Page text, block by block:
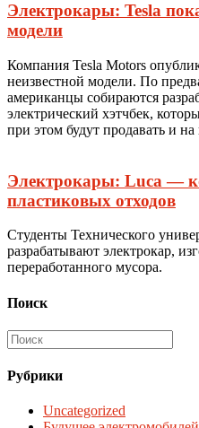
Электрокары: Tesla
модели
Компания Tesla Motors
неизвестной модели. По
американцы собираются
электрический хэтчбек,
при этом будут продавать и
Электрокары: Luca —
пластиковых отходов
Студенты Технического
разрабатывают электрокар,
переработанного мусора.
Поиск
Рубрики
Uncategorized